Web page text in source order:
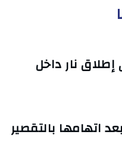
نار داخل
اتهامها بالتقصير